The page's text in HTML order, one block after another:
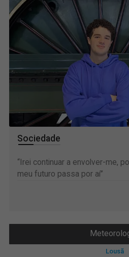
Sociedade
“Irei continuar a envolver-me,
meu futuro passa por aí”